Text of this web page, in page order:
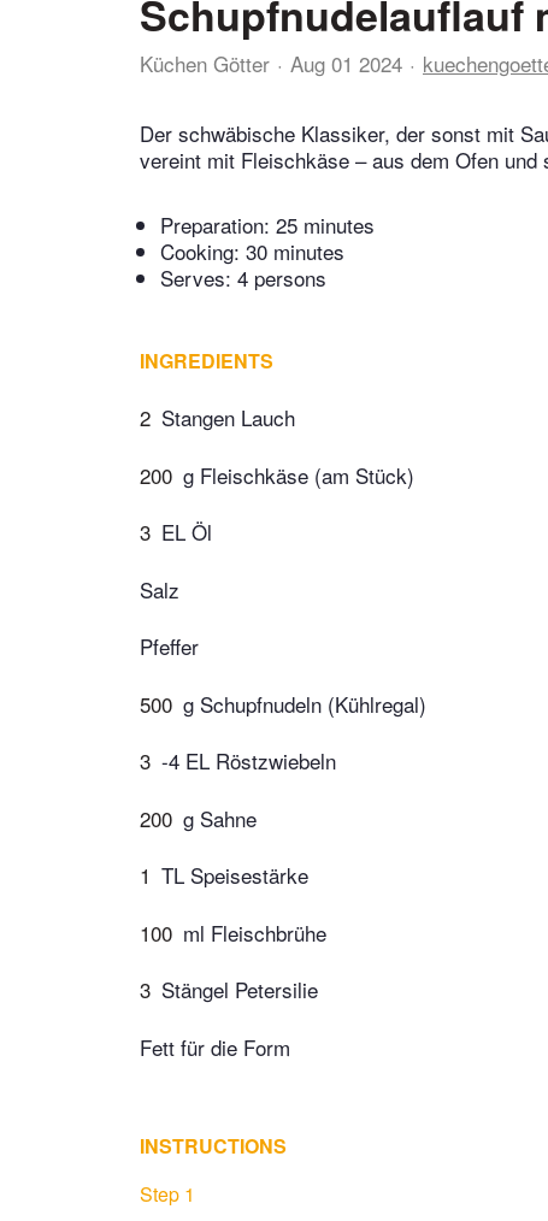
Schupfnudelauflauf
Küchen Götter Aug 01 2024
Der schwäbische Klassiker, der sonst mit
vereint mit Fleischkäse – aus dem Ofen
Preparation: 25 minutes
Cooking: 30 minutes
Serves: 4 persons
INGREDIENTS
2 Stangen Lauch
200 g Fleischkäse (am Stück)
3 EL Öl
Salz
Pfeffer
500 g Schupfnudeln (Kühlregal)
3 -4 EL Röstzwiebeln
200 g Sahne
1 TL Speisestärke
100 ml Fleischbrühe
3 Stängel Petersilie
Fett für die Form
INSTRUCTIONS
Step 1